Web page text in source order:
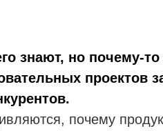
знают, но почему-
проектов
почему